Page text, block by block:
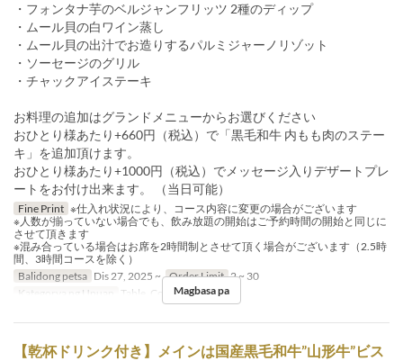
・フォンタナ芋のベルジャンフリッツ 2種のディップ
・ムール貝の白ワイン蒸し
・ムール貝の出汁でお造りするパルミジャーノリゾット
・ソーセージのグリル
・チャックアイステーキ
お料理の追加はグランドメニューからお選びください
おひとり様あたり+660円（税込）で「黒毛和牛 内もも肉のステー
キ」を追加頂けます。
おひとり様あたり+1000円（税込）でメッセージ入りデザートプレ
ートをお付け出来ます。 （当日可能）
Fine Print ※仕入れ状況により、コース内容に変更の場合がございます
※人数が揃っていない場合でも、飲み放題の開始はご予約時間の開始と同じに
させて頂きます
※混み合っている場合はお席を2時間制とさせて頂く場合がございます（2.5時
間、3時間コースを除く）
Balidong petsa Dis 27, 2025 ~ Order Limit 2 ~ 30
Kategorya ng Upuan
Table, Counter, Terrace
Magbasa pa
【乾杯ドリンク付き】メインは国産黒毛和牛”山形牛”ビス